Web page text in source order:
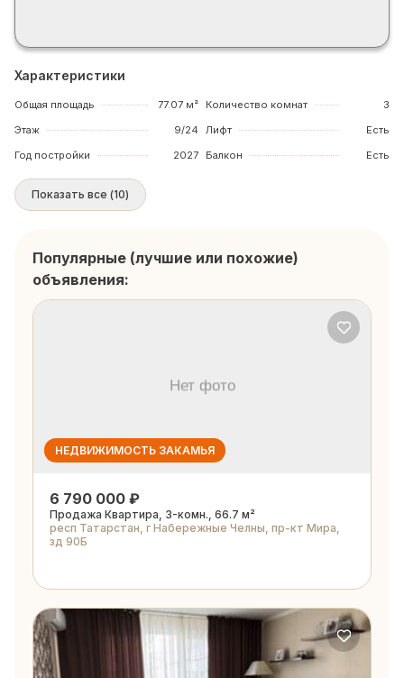
Характеристики
Общая площадь
77.07 м²
Этаж
9/24
Год постройки
2027
Количество комнат
3
Лифт
Есть
Балкон
Есть
Показать все (10)
Популярные (лучшие или похожие)
объявления:
НЕДВИЖИМОСТЬ ЗАКАМЬЯ
6 790 000 ₽
Продажа Квартира, 3-комн., 66.7 м²
респ Татарстан, г Набережные Челны, пр-кт Мира,
зд 90Б